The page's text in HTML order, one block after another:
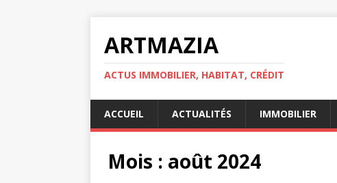
ARTMAZIA
ACTUS IMMOBILIER, HABITAT, CRÉDIT
ACCUEIL ACTUALITÉS IMMOBILIER
Mois : août 2024